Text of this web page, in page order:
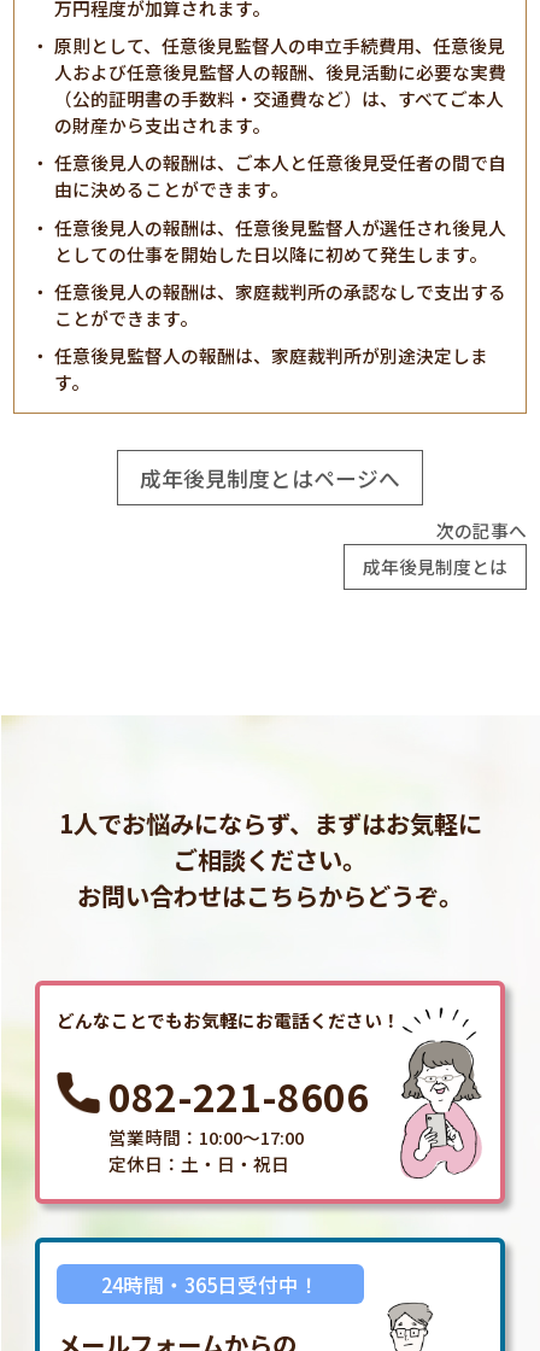
万円程度が加算されます。
原則として、任意後見監督人の申立手続費用、任意後見
人および任意後見監督人の報酬、後見活動に必要な実費
（公的証明書の手数料・交通費など）は、すべてご本人
の財産から支出されます。
任意後見人の報酬は、ご本人と任意後見受任者の間で自
由に決めることができます。
任意後見人の報酬は、任意後見監督人が選任され後見人
としての仕事を開始した日以降に初めて発生します。
任意後見人の報酬は、家庭裁判所の承認なしで支出する
ことができます。
任意後見監督人の報酬は、家庭裁判所が別途決定しま
す。
成年後見制度とはページへ
次の記事へ
成年後見制度とは
1人でお悩みにならず、まずはお気軽に
ご相談ください。
お問い合わせはこちらからどうぞ。
どんなことでもお気軽にお電話ください！
082-221-8606
営業時間：10:00～17:00
定休日：土・日・祝日
24時間・365日受付中！
メールフォームからの